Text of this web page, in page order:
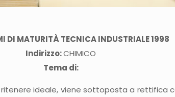
DI MATURITÀ TECNICA INDUSTRIALE 1998
Indirizzo:CHIMICO
Tema di:
ideale, viene sottoposta a rettifica